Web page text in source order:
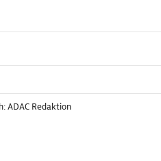
ADAC Redaktion